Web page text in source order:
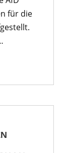
für die